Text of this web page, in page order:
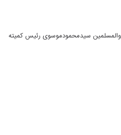
والمسلمین سیدمحمودموسوی رئیس کمیته